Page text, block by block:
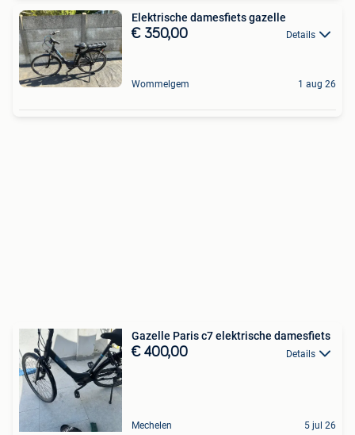
Elektrische damesfiets gazelle
€ 350,00 Details
Wommelgem 1 aug 26
Gazelle Paris c7 elektrische damesfiets
€ 400,00 Details
Mechelen 5 jul 26